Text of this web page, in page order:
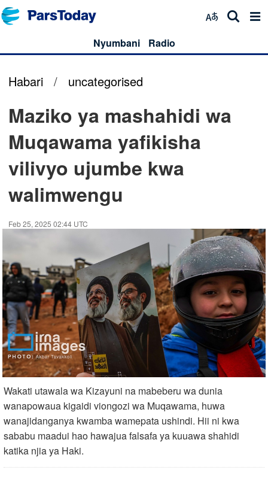
Nyumbani Radio
Habari / uncategorised
Maziko ya mashahidi wa
Muqawama yafikisha
vilivyo ujumbe kwa
walimwengu
Feb 25, 2025 02:44 UTC
Wakati utawala wa Kizayuni na mabeberu wa dunia
wanapowaua kigaidi viongozi wa Muqawama, huwa
wanajidanganya kwamba wamepata ushindi. Hii ni kwa
sababu maadui hao hawajua falsafa ya kuuawa shahidi
katika njia ya Haki.